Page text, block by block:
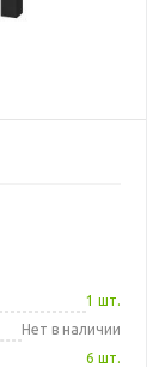
1 шт.
Нет в наличии
6 шт.